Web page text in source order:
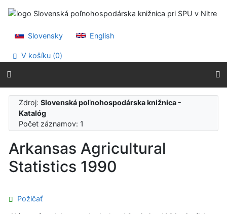
Prejsť na menu
Slovensky
English
V košíku (0)
Zdroj:Slovenská poľnohospodárska knižnica -
Katalóg
Počet záznamov: 1
Arkansas Agricultural
Statistics 1990
Požičať